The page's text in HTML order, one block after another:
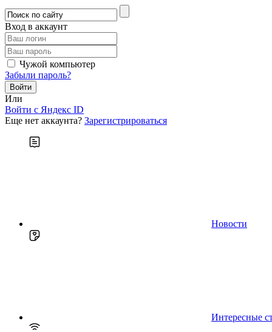
Вход в аккаунт
Чужой компьютер
Забыли пароль?
Или
Войти c Яндекс ID
Еще нет аккаунта? Зарегистрироваться
Новости
Интересные